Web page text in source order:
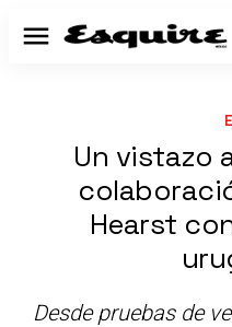
Menú
Un vistazo
Hearst
Desde pruebas de